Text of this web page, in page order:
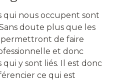
qui nous occupent sont
doute plus que les
de faire
et donc
y sont liés. Il est donc
ce qui est